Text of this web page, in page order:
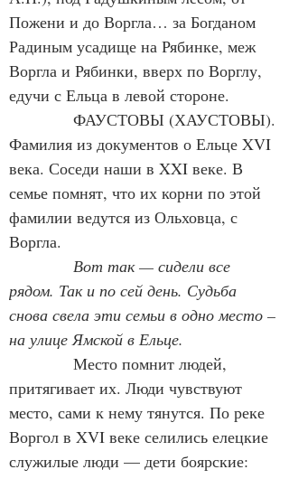
Пожени и до Воргла… за Богданом
Радиным усадище на Рябинке, меж
Воргла и Рябинки, вверх по Ворглу,
едучи с Ельца в левой стороне.
ФАУСТОВЫ (ХАУСТОВЫ).
Фамилия из документов о Ельце XVI
века. Соседи наши в XXI веке. В
семье помнят, что их корни по этой
фамилии ведутся из Ольховца, с
Воргла.
Вот так — сидели все
рядом. Так и по сей день. Судьба
снова свела эти семьи в одно место –
на улице Ямской в Ельце.
Место помнит людей,
притягивает их. Люди чувствуют
место, сами к нему тянутся. По реке
Воргол в XVI веке селились елецкие
служилые люди — дети боярские: